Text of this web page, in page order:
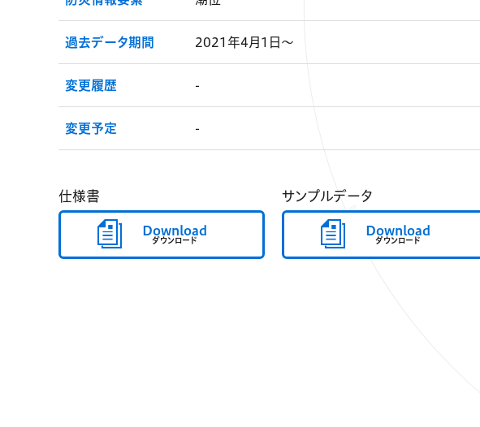
過去データ期間 2021年4月1日～
変更履歴 -
変更予定 -
仕様書
Download
ダウンロード
サンプルデータ
Download
ダウンロード